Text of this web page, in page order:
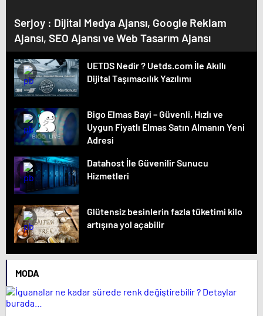
Serjoy : Dijital Medya Ajansı, Google Reklam
Ajansı, SEO Ajansı ve Web Tasarım Ajansı
UETDS Nedir ? Uetds.com İle Akıllı
Dijital Taşımacılık Yazılımı
Bigo Elmas Bayi – Güvenli, Hızlı ve
Uygun Fiyatlı Elmas Satın Almanın Yeni
Adresi
Datahost İle Güvenilir Sunucu
Hizmetleri
Glütensiz besinlerin fazla tüketimi kilo
artışına yol açabilir
MODA